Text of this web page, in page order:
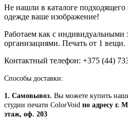
Не нашли в каталоге
одежде ваше изображение!
Работаем как с индивидуальными
организациями. Печать от 1
Контактный телефон: +375 (44)
Способы доставки:
1. Самовывоз. Вы можете купить
студии печати ColorVoid по адресу г.
этаж, оф. 203